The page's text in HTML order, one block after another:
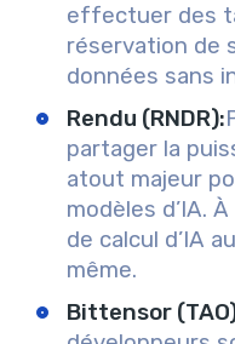
effectuer des
réservation de
données sans
Rendu (RNDR):
partager la
atout majeur
modèles d’IA.
de calcul d’IA
même.
Bittensor